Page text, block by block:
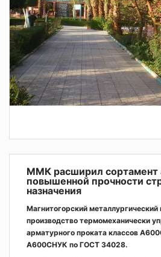
ММК расширил сортамент
повышенной прочности
назначения
Магнитогорский металлургический
производство термомеханически
арматурного проката классов
А600СНУК по ГОСТ 34028.